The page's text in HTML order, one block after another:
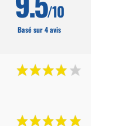
/10
Basé sur 4 avis